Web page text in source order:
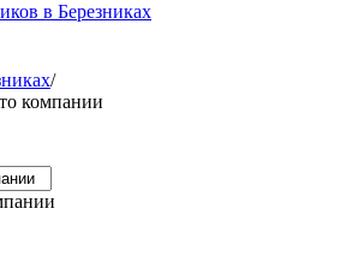
в Березниках
/
компании